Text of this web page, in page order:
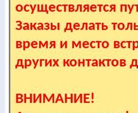
осуществляется
Заказы делать
время и место
других
ВНИМАНИЕ!